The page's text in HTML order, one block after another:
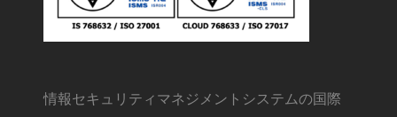
情報セキュリティマネジメントシステムの国際